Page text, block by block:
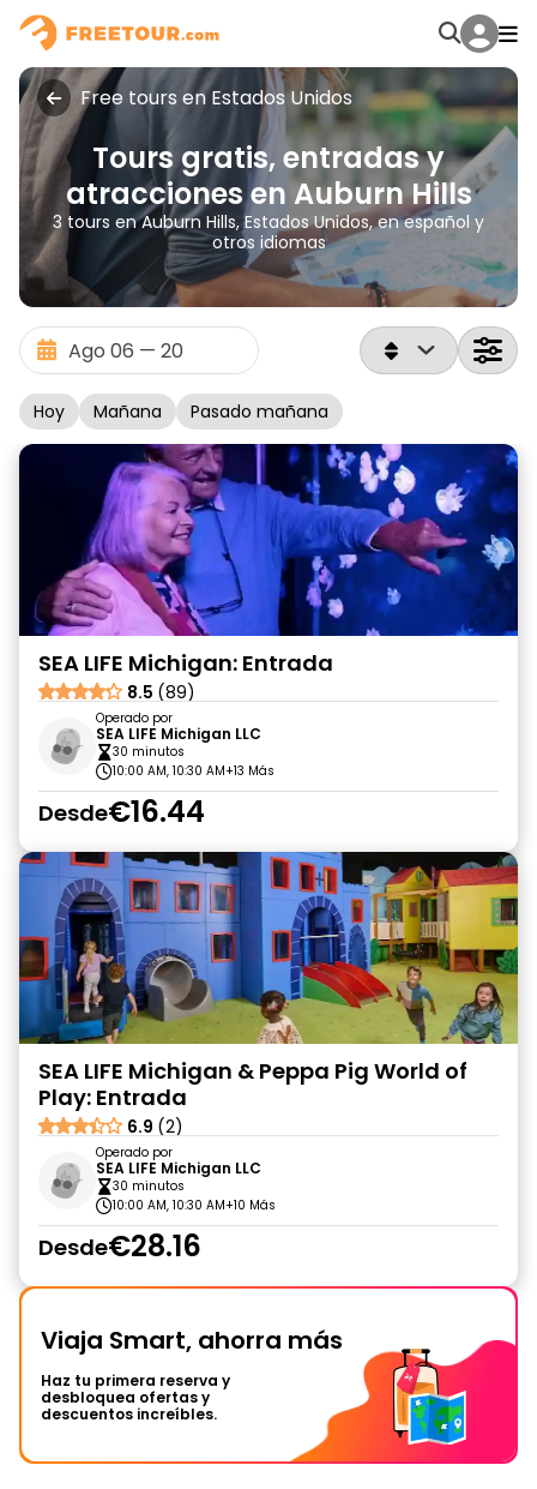
Free tours en Estados Unidos
Tours gratis, entradas y
atracciones en Auburn Hills
3 tours en Auburn Hills, Estados Unidos, en español y
otros idiomas
Hoy Mañana Pasado mañana
SEA LIFE Michigan: Entrada
8.5 (89)
Operado por
SEA LIFE Michigan LLC
30 minutos
10:00 AM, 10:30 AM+13 Más
Desde€16.44
SEA LIFE Michigan & Peppa Pig World of
Play: Entrada
6.9 (2)
Operado por
SEA LIFE Michigan LLC
30 minutos
10:00 AM, 10:30 AM+10 Más
Desde€28.16
Viaja Smart, ahorra más
Haz tu primera reserva y
desbloquea ofertas y
descuentos increíbles.